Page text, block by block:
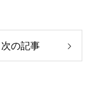
次の記事